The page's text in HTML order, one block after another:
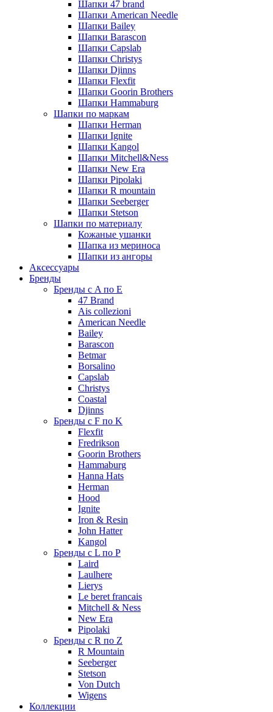
Шапки 47 brand
Шапки American Needle
Шапки Bailey
Шапки Barascon
Шапки Capslab
Шапки Christys
Шапки Djinns
Шапки Flexfit
Шапки Goorin Brothers
Шапки Hammaburg
Шапки по маркам
Шапки Herman
Шапки Ignite
Шапки Kangol
Шапки Mitchell&Ness
Шапки New Era
Шапки Pipolaki
Шапки R mountain
Шапки Seeberger
Шапки Stetson
Шапки по материалу
Кожаные ушанки
Шапка из мериноса
Шапки из ангоры
Аксессуары
Бренды
Бренды с A по E
47 Brand
Ais collezioni
American Needle
Bailey
Barascon
Betmar
Borsalino
Capslab
Christys
Coastal
Djinns
Бренды с F по K
Flexfit
Fredrikson
Goorin Brothers
Hammaburg
Hanna Hats
Herman
Hood
Ignite
Iron & Resin
John Hatter
Kangol
Бренды с L по P
Laird
Laulhere
Lierys
Le beret francais
Mitchell & Ness
New Era
Pipolaki
Бренды с R по Z
R Mountain
Seeberger
Stetson
Von Dutch
Wigens
Коллекции